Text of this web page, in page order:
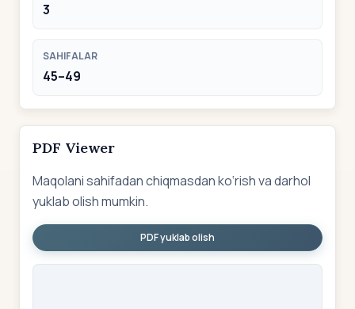
3
SAHIFALAR
45–49
PDF Viewer
Maqolani sahifadan chiqmasdan ko‘rish va darhol
yuklab olish mumkin.
PDF yuklab olish